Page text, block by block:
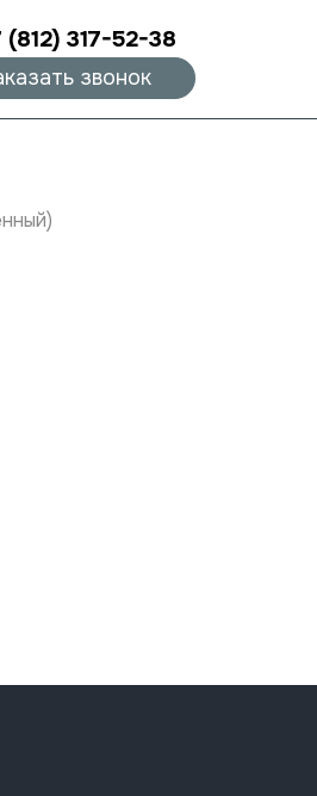
(812) 317-52-38
звонок